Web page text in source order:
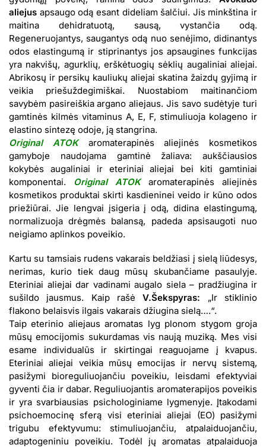
aliejus apsaugo odą esant dideliam šalčiui. Jis minkština ir
maitina dehidratuotą, sausą, vystančia odą.
Regeneruojantys, saugantys odą nuo senėjimo, didinantys
odos elastingumą ir stiprinantys jos apsaugines funkcijas
yra nakvišų, agurklių, erškėtuogių sėklių augaliniai aliejai.
Abrikosų ir persikų kauliukų aliejai skatina žaizdų gyjimą ir
veikia priešuždegimiškai. Nuostabiom maitinančiom
savybėm pasireiškia argano aliejaus. Jis savo sudėtyje turi
gamtinės kilmės vitaminus A, E, F, stimuliuoja kolageno ir
elastino sintezę odoje, ją stangrina.
Original ATOKaromaterapinės aliejinės kosmetikos
gamyboje naudojama gamtinė žaliava: aukščiausios
kokybės augaliniai ir eteriniai aliejai bei kiti gamtiniai
komponentai. Original ATOKaromaterapinės aliejinės
kosmetikos produktai skirti kasdieninei veido ir kūno odos
priežiūrai. Jie lengvai įsigeria į odą, didina elastingumą,
normalizuoja drėgmės balansą, padeda apsisaugoti nuo
neigiamo aplinkos poveikio.
Kartu su tamsiais rudens vakarais beldžiasi į sielą liūdesys,
nerimas, kurio tiek daug mūsų skubančiame pasaulyje.
Eteriniai aliejai dar vadinami augalo siela – pradžiugina ir
sušildo jausmus. Kaip rašėV.Šekspyras: „Ir stiklinio
flakono belaisvis ilgais vakarais džiugina sielą….“.
Taip eterinio aliejaus aromatas lyg plonom stygom groja
mūsų emocijomis sukurdamas vis naują muziką. Mes visi
esame individualūs ir skirtingai reaguojame į kvapus.
Eteriniai aliejai veikia mūsų emocijas ir nervų sistemą,
pasižymi bioreguliuojančiu poveikiu, leisdami efektyviai
gyventi čia ir dabar. Reguliuojantis aromaterapijos poveikis
ir yra svarbiausias psichologiniame lygmenyje. Įtakodami
psichoemocinę sferą visi eteriniai aliejai (EO) pasižymi
trigubu efektyvumu: stimuliuojančiu, atpalaiduojančiu,
adaptogeniniu poveikiu. Todėl jų aromatas atpalaiduoja